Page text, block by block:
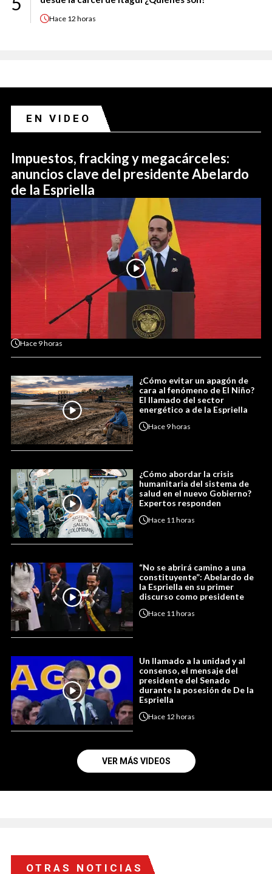
Hace 12 horas
EN VIDEO
Impuestos, fracking y megacárceles:
anuncios clave del presidente Abelardo
de la Espriella
Hace 9 horas
¿Cómo evitar un apagón de
cara al fenómeno de El Niño?
El llamado del sector
energético a de la Espriella
Hace 9 horas
¿Cómo abordar la crisis
humanitaria del sistema de
salud en el nuevo Gobierno?
Expertos responden
Hace 11 horas
“No se abrirá camino a una
constituyente”: Abelardo de
la Espriella en su primer
discurso como presidente
Hace 11 horas
Un llamado a la unidad y al
consenso, el mensaje del
presidente del Senado
durante la posesión de De la
Espriella
Hace 12 horas
VER MÁS VIDEOS
OTRAS NOTICIAS